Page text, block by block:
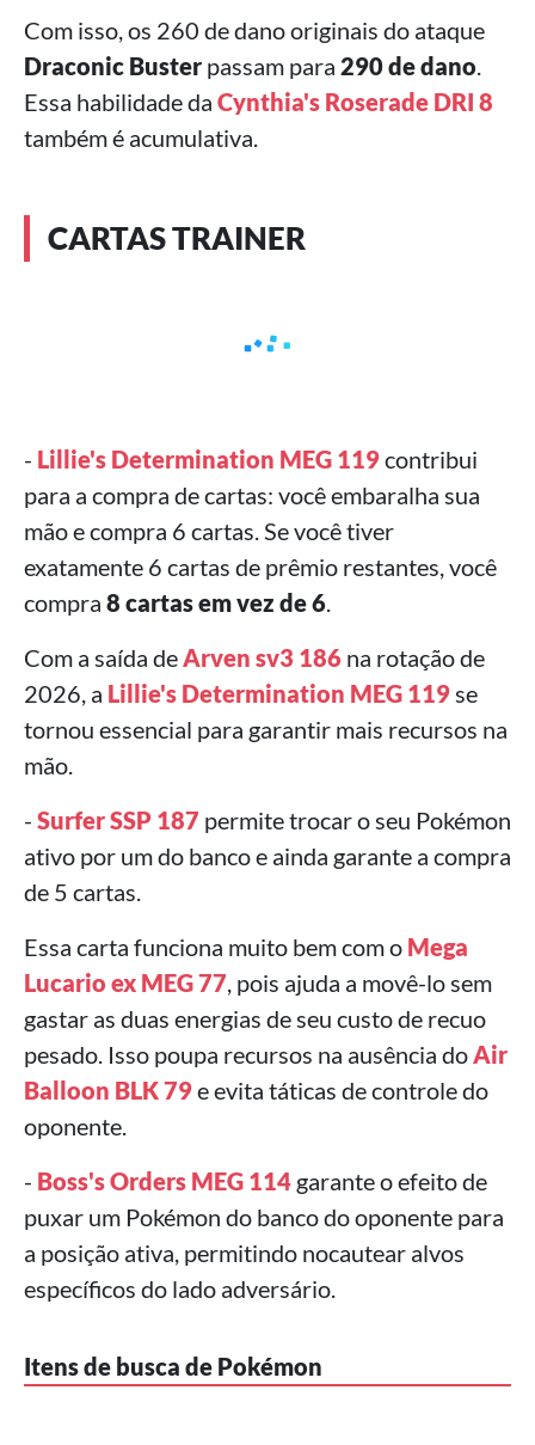
Com isso, os 260 de dano originais do ataque
Draconic Buster passam para 290 de dano.
Essa habilidade da Cynthia's Roserade DRI 8
também é acumulativa.
CARTAS TRAINER
- Lillie's Determination MEG 119contribui
para a compra de cartas: você embaralha sua
mão e compra 6 cartas. Se você tiver
exatamente 6 cartas de prêmio restantes, você
compra 8 cartas em vez de 6.
Com a saída deArven sv3 186 na rotação de
2026, a Lillie's Determination MEG 119se
tornou essencial para garantir mais recursos na
mão.
- Surfer SSP 187 permite trocar o seu Pokémon
ativo por um do banco e ainda garante a compra
de 5 cartas.
Essa carta funciona muito bem com o Mega
Lucario ex MEG 77, pois ajuda a movê-lo sem
gastar as duas energias de seu custo de recuo
pesado. Isso poupa recursos na ausência doAir
Balloon BLK 79e evita táticas de controle do
oponente.
- Boss's Orders MEG 114 garante o efeito de
puxar um Pokémon do banco do oponente para
a posição ativa, permitindo nocautear alvos
específicos do lado adversário.
Itens de busca de Pokémon